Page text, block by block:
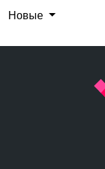
Новые